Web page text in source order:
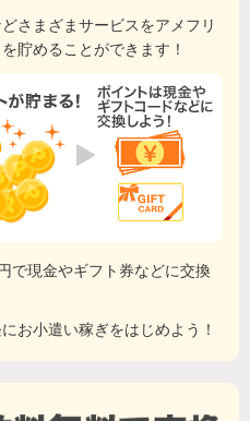
さまざまサービスをアメフリ
貯めることができます！
で現金やギフト券などに交換
お小遣い稼ぎをはじめよう！